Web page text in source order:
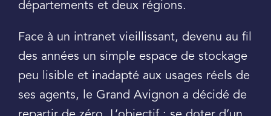
départements et deux régions.
Face à un intranet vieillissant, devenu au fil
des années un simple espace de stockage
peu lisible et inadapté aux usages réels de
ses agents, le Grand Avignon a décidé de